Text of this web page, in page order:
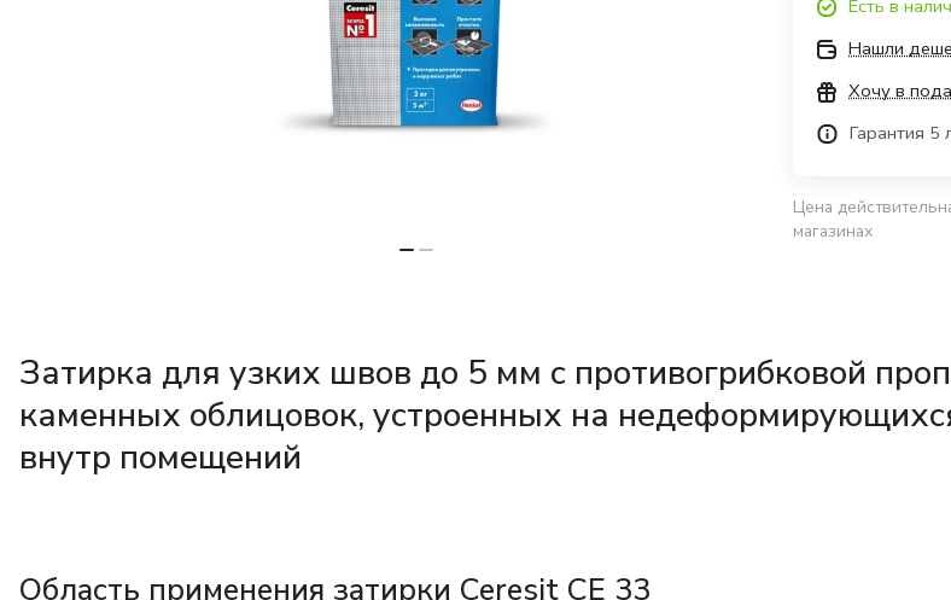
Есть в
Нашли
Хочу в
Гарантия 5
Цена
магазинах
Затирка для узких швов до 5 мм с противогрибковой
каменных облицовок, устроенных на
внутр помещений
Область применения затирки Ceresit CE 33